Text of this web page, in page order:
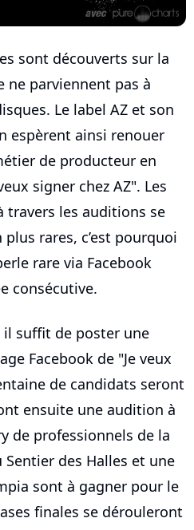
sont découverts sur la
ne parviennent pas à
Le label AZ et son
espèrent ainsi renouer
de producteur en
signer chez AZ". Les
travers les auditions se
rares, c’est pourquoi
rare via Facebook
consécutive.
il suffit de poster une
Facebook de "Je veux
de candidats seront
ensuite une audition à
de professionnels de la
des Halles et une
sont à gagner pour le
finales se dérouleront